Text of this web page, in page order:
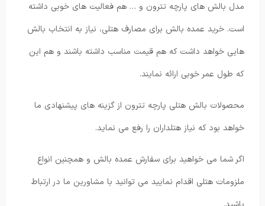
مدل بالش های پارچه تترون و … هم فعالیت های خوبی داشته
است. خرید عمده بالش برای مصارف هتلی، نیاز به انتخاب بالش
هایی خواهد داشت که هم قیمت مناسب داشته باشند و هم این
که طول عمر خوبی ارائه نمایند.
محصولات بالش هتلی پارچه تترون از گزینه های پیشنهادی ما
خواهد بود که نیاز هتلداران را رفع می نماید.
اگر شما می خواهید برای سفارش عمده بالش و همچنین انواع
ملزومات هتلی اقدام نمایید می توانید با مشاورین ما در ارتباط